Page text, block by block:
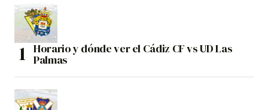
Horario y dónde ver el Cádiz CF vs UD Las
Palmas